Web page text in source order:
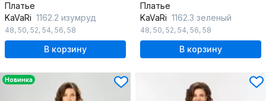
Платье
KaVaRi 1162.2 изумруд
48, 50, 52, 54, 56, 58
В корзину
Платье
KaVaRi 1162.3 зеленый
48, 50, 52, 54, 56, 58
В корзину
Новинка